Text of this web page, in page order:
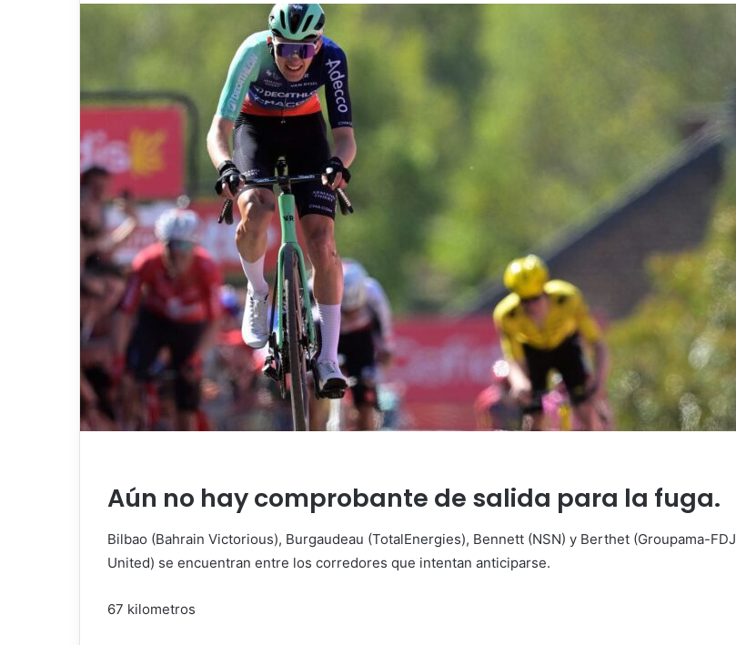
Aún no hay comprobante de salida para la fuga.
Bilbao (Bahrain Victorious), Burgaudeau (TotalEnergies), Bennett (NSN) y Berthet (Groupama-FDJ
United) se encuentran entre los corredores que intentan anticiparse.
67 kilometros